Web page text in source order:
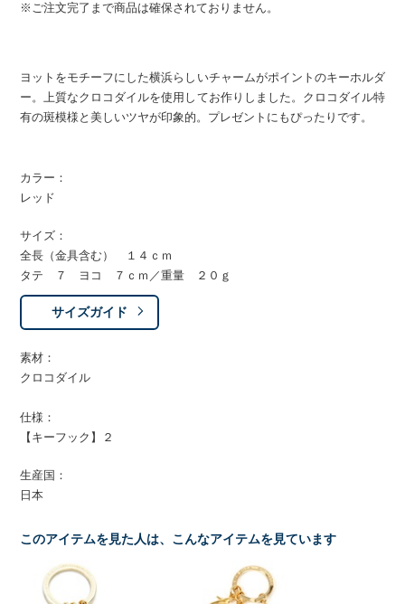
※ご注文完了まで商品は確保されておりません。
ヨットをモチーフにした横浜らしいチャームがポイントのキーホルダ
ー。上質なクロコダイルを使用してお作りしました。クロコダイル特
有の斑模様と美しいツヤが印象的。プレゼントにもぴったりです。
カラー：
レッド
サイズ：
全長（金具含む） １４ｃｍ
タテ ７ ヨコ ７ｃｍ／重量 ２０ｇ
サイズガイド
素材：
クロコダイル
仕様：
【キーフック】２
生産国：
日本
このアイテムを見た人は、こんなアイテムを見ています